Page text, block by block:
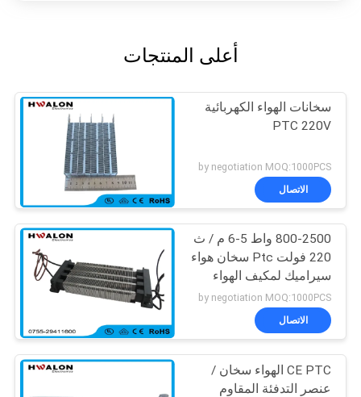
أعلى المنتجات
سخانات الهواء الكهربائية
PTC 220V
by negotiation MOQ:1000PCS
الاتصال
800-2500 واط 5-6 م / ث
220 فولت Ptc سخان هواء
سيراميك لمكيف الهواء
التلقائي
by negotiation MOQ:1000PCS
الاتصال
CE PTC الهواء سخان /
عنصر التدفئة المقاوم